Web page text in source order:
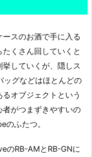
ースのお酒で手に入る
くさん回していくと
していくが、隠しス
ッグなどはほとんどの
オブジェクトという
がつまずきやすいの
ふたつ。
のRB-AMとRB-GNに